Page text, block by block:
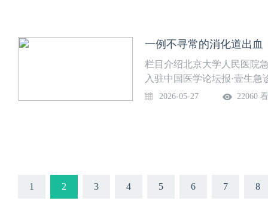
一例不寻常的消化道出血
栏目介绍北京大学人民医院
入驻中国医学论坛报·壹生
部免费开放，供临床同道交
2026-05-27 22060
1 2 3 4 5 6 7 8